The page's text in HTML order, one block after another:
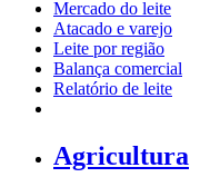
Mercado do leite
Atacado e varejo
Leite por região
Balança comercial
Relatório de leite
Agricultura